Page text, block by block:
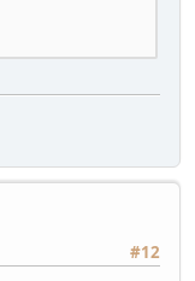
με {best}
---
(ή ΤΕΛΟΣ):
:
#12